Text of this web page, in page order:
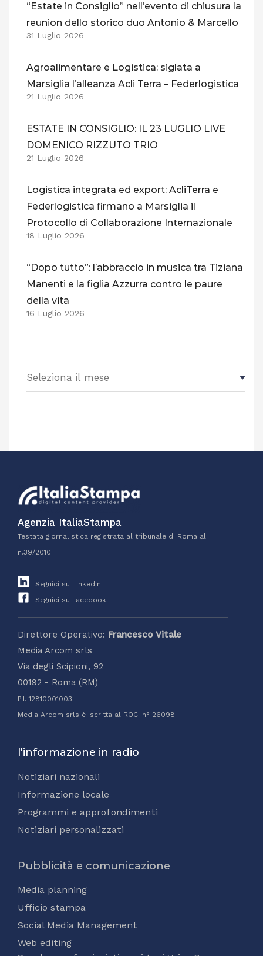
“Estate in Consiglio” nell’evento di chiusura la
reunion dello storico duo Antonio & Marcello
31 Luglio 2026
Agroalimentare e Logistica: siglata a
Marsiglia l’alleanza Acli Terra – Federlogistica
21 Luglio 2026
ESTATE IN CONSIGLIO: IL 23 LUGLIO LIVE
DOMENICO RIZZUTO TRIO
21 Luglio 2026
Logistica integrata ed export: AcliTerra e
Federlogistica firmano a Marsiglia il
Protocollo di Collaborazione Internazionale
18 Luglio 2026
“Dopo tutto”: l’abbraccio in musica tra Tiziana
Manenti e la figlia Azzurra contro le paure
della vita
16 Luglio 2026
Agenzia ItaliaStampa
Testata giornalistica registrata al tribunale di Roma al
n.39/2010
Seguici su Linkedin
Seguici su Facebook
Direttore Operativo: Francesco Vitale
Media Arcom srls
Via degli Scipioni, 92
00192 - Roma (RM)
P.I. 12810001003
Media Arcom srls è iscritta al ROC: n° 26098
l'informazione in radio
Notiziari nazionali
Informazione locale
Programmi e approfondimenti
Notiziari personalizzati
Pubblicità e comunicazione
Media planning
Ufficio stampa
Social Media Management
Web editing